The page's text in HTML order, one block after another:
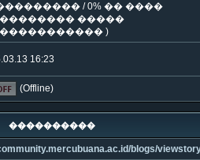
/ 0% �� ����
�����
)
16:23
(Offline)
����������
blogs/